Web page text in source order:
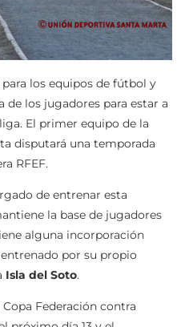
los equipos de fútbol y
de los jugadores para estar a
El primer equipo de la
disputará una temporada
RFEF.
de entrenar esta
la base de jugadores
alguna incorporación
por su propio
Isla del Soto.
Federación contra